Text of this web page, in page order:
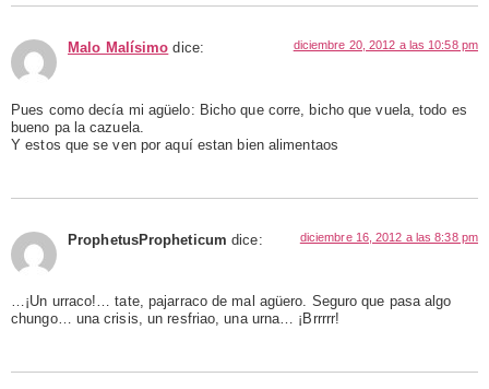
Malo Malísimo dice: diciembre 20, 2012 a las 10:58 pm
Pues como decía mi agüelo: Bicho que corre, bicho que vuela, todo es
bueno pa la cazuela.
Y estos que se ven por aquí estan bien alimentaos
ProphetusPropheticum dice: diciembre 16, 2012 a las 8:38 pm
…¡Un urraco!… tate, pajarraco de mal agüero. Seguro que pasa algo
chungo… una crisis, un resfriao, una urna… ¡Brrrrr!